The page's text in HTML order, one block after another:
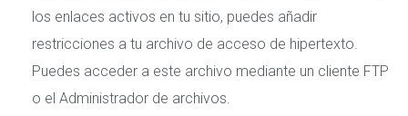
los enlaces activos en tu sitio, puedes añadir
restricciones a tu archivo de acceso de hipertexto.
Puedes acceder a este archivo mediante un cliente FTP
o el Administrador de archivos.